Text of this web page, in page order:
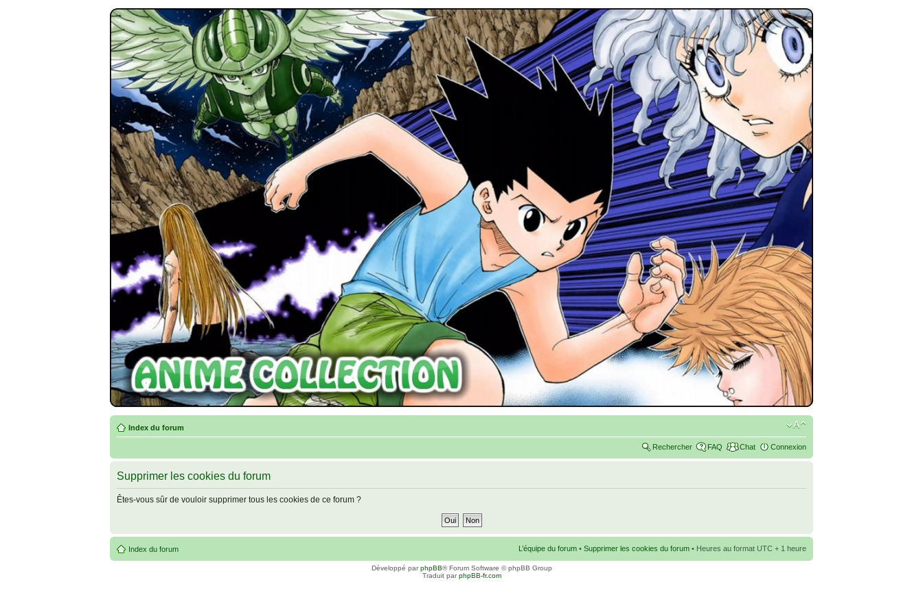
Index du forum
Rechercher FAQ Chat Connexion
Supprimer les cookies du forum
Êtes-vous sûr de vouloir supprimer tous les cookies de ce forum ?
Index du forum L’équipe du forum • Supprimer les cookies du forum • Heures au format UTC + 1 heure
Développé parphpBB® Forum Software © phpBB Group
Traduit parphpBB-fr.com